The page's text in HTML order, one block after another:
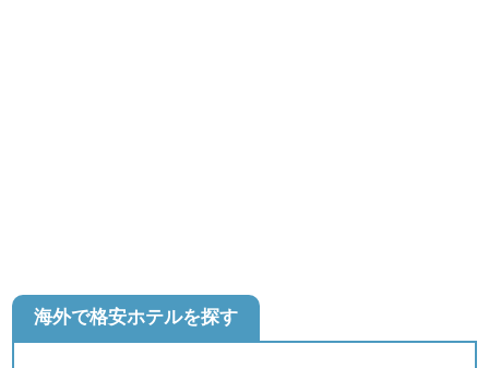
海外で格安ホテルを探す